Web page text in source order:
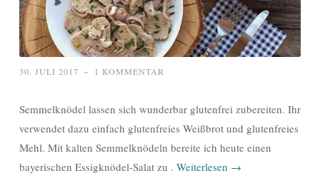
30. JULI 2017 ~ 1 KOMMENTAR
Semmelknödel lassen sich wunderbar glutenfrei zubereiten. Ihr
verwendet dazu einfach glutenfreies Weißbrot und glutenfreies
Mehl. Mit kalten Semmelknödeln bereite ich heute einen
bayerischen Essigknödel-Salat zu . Weiterlesen →